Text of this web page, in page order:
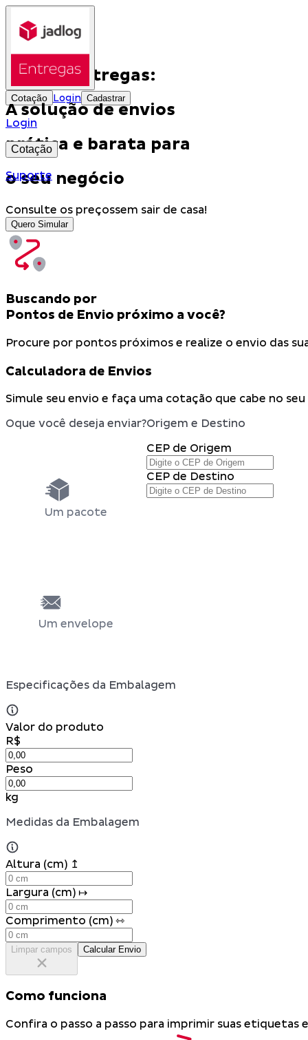
Cotação Login Cadastrar
Login
Cotação
Suporte
Jadlog Entregas:
A solução de envios
prática e barata para
o seu negócio
Consulte os preçossem sair de casa!
Quero Simular
Buscando por
Pontos de Envio próximo a você?
Procure por pontos próximos e realize o envio das
Calculadora de Envios
Simule seu envio e faça uma cotação que cabe no
Oque você deseja enviar?
Um pacote
Um envelope
Origem e Destino
CEP de Origem
CEP de Destino
Especificações da Embalagem
Valor do produto
R$
Peso
kg
Medidas da Embalagem
Altura (cm) ↥
Largura (cm) ↦
Comprimento (cm) ⇿
Limpar campos Calcular Envio
Como funciona
Confira o passo a passo para imprimir suas etiquetas